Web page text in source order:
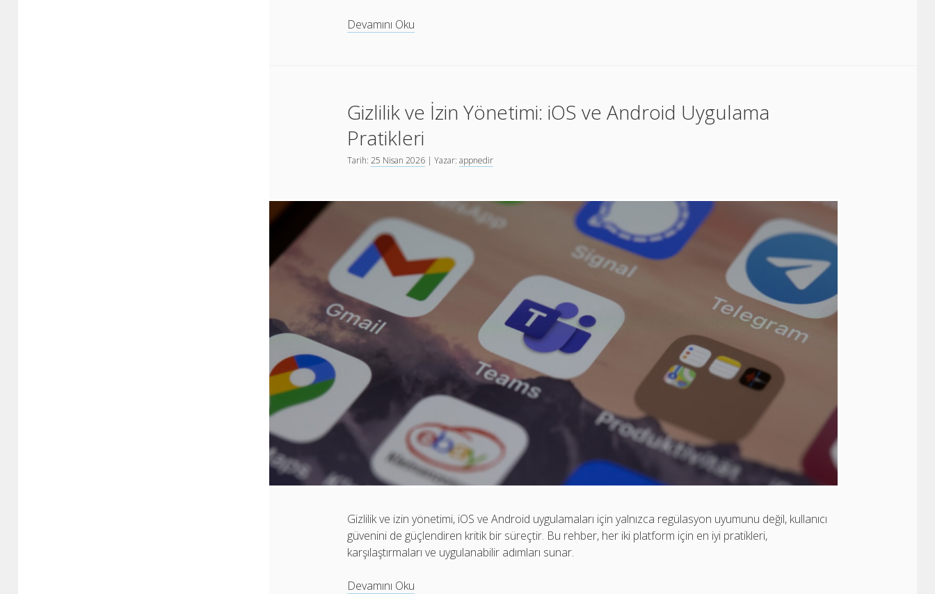
Devamını Oku
Tasarım
Prensipleri
Gizlilik ve İzin Yönetimi: iOS ve Android Uygulama
Pratikleri
Tarih:25 Nisan 2026 | Yazar:appnedir
Gizlilik ve izin yönetimi, iOS ve Android uygulamaları için yalnızca regülasyon uyumunu değil, kullanıcı
güvenini de güçlendiren kritik bir süreçtir. Bu rehber, her iki platform için en iyi pratikleri,
karşılaştırmaları ve uygulanabilir adımları sunar.
Devamını Oku